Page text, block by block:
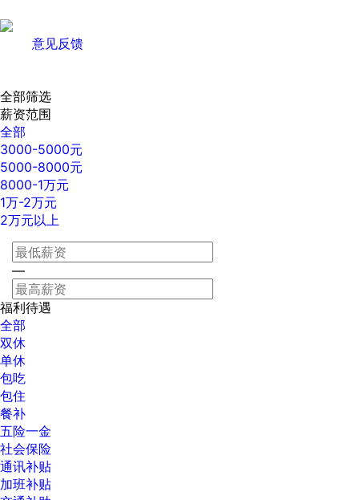
意见反馈
全部筛选
薪资范围
全部
3000-5000元
5000-8000元
8000-1万元
1万-2万元
2万元以上
—
福利待遇
全部
双休
单休
包吃
包住
餐补
五险一金
社会保险
通讯补贴
加班补贴